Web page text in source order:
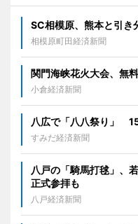
SC相模原、熊本と引
相模原町田経済新聞
関門海峡花火大会、無
小倉経済新聞
八広で「八八祭り」
すみだ経済新聞
八戸の「騎馬打毬」、
正式参拝も
八戸経済新聞